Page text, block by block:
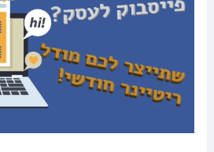
עם
מודל
מנצח